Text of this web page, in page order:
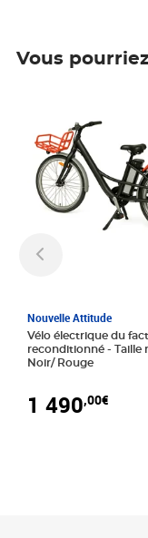
Vous
Nouvelle Attitude
Vélo électrique du
reconditionné - Taille normale -
Noir/ Rouge
1 490,00€